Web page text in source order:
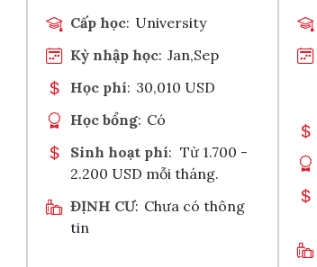
Cấp học: University
Kỳ nhập học: Jan,Sep
Học phí: 30,010 USD
Học bổng: Có
Sinh hoạt phí: Từ 1.700 -
2.200 USD mỗi tháng.
ĐỊNH CƯ: Chưa có thông
tin